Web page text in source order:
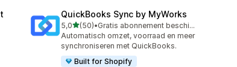
QuickBooks Sync by MyWorks
5,0van 5 sterren
(50)
50 recensies in totaal
•
Gratis abonnement beschikbaar
Automatisch omzet, voorraad en meer
synchroniseren met QuickBooks.
Built for Shopify